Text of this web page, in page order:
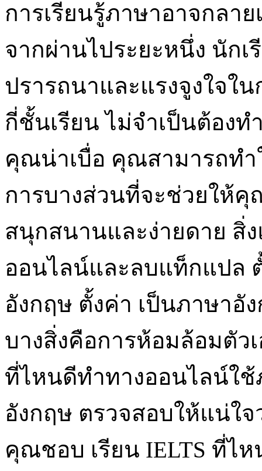
การเรียนรู้ภาษาอาจกลา
จากผ่านไประยะหนึ่ง นัก
ปรารถนาและแรงจูงใจใน
กี่ชั้นเรียน ไม่จำเป็นต้อง
คุณน่าเบื่อ คุณสามารถท
การบางส่วนที่จะช่วยให้คุ
สนุกสนานและง่ายดาย สิ่
ออนไลน์และลบแท็กแปล
อังกฤษ ตั้งค่า เป็นภาษาอั
บางสิ่งคือการห้อมล้อมตัว
ที่ไหนดีทำทางออนไลน์ใ
อังกฤษ ตรวจสอบให้แน่ใ
คุณชอบ เรียน IELTS ที่ไ